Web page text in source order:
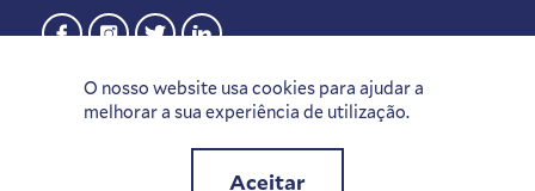
O nosso website usa cookies para ajudar a
melhorar a sua experiência de utilização.
Aceitar